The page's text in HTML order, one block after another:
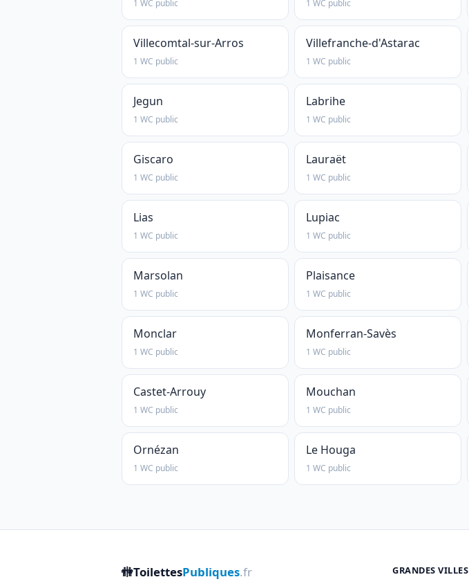
1 WC public 1 WC public
Villecomtal-sur-Arros
1 WC public
Villefranche-d'Astarac
1 WC public
Jegun
1 WC public
Labrihe
1 WC public
Giscaro
1 WC public
Lauraët
1 WC public
Lias
1 WC public
Lupiac
1 WC public
Marsolan
1 WC public
Plaisance
1 WC public
Monclar
1 WC public
Monferran-Savès
1 WC public
Castet-Arrouy
1 WC public
Mouchan
1 WC public
Ornézan
1 WC public
Le Houga
1 WC public
🚻ToilettesPubliques.fr GRANDES VILLES